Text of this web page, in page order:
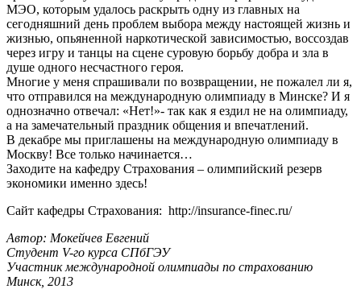
МЭО, которым удалось раскрыть одну из главных на
сегодняшний день проблем выбора между настоящей жизнь и
жизнью, опьяненной наркотической зависимостью, воссоздав
через игру и танцы на сцене суровую борьбу добра и зла в
душе одного несчастного героя.
Многие у меня спрашивали по возвращении, не пожалел ли я,
что отправился на международную олимпиаду в Минске? И я
однозначно отвечал: «Нет!»- так как я ездил не на олимпиаду,
а на замечательный праздник общения и впечатлений.
В декабре мы приглашены на международную олимпиаду в
Москву! Все только начинается…
Заходите на кафедру Страхования – олимпийский резерв
экономики именно здесь!
Сайт кафедры Страхования: http://insurance-finec.ru/
Автор: Мокейчев Евгений
Студент V-го курса СПбГЭУ
Участник международной олимпиады по страхованию
Минск, 2013